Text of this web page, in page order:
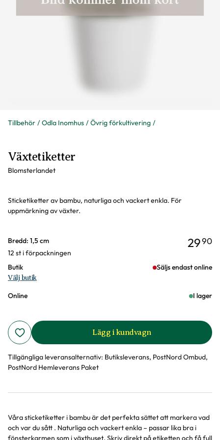
Tillbehör Odla Inomhus Övrig förkultivering
Växtetiketter
Blomsterlandet
Sticketiketter av bambu, naturliga och vackert enkla. För
uppmärkning av växter.
Varianter
Bredd: 1,5 cm
12 st i förpackningen
2990
Butik Säljs endast online
Välj butik
Online I lager
Lägg i kundvagn
Tillgängliga leveransalternativ: Butiksleverans, PostNord Ombud,
PostNord Hemleverans Paket
Produktinformation
Våra sticketiketter i bambu är det perfekta sättet att markera vad
och var du sått . Naturliga och vackert enkla – passar lika bra i
fönsterkarmen som i växthuset. Skriv direkt på etiketten och få full